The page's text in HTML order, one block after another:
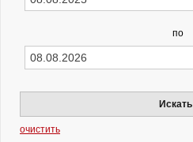
по
Искать
очистить